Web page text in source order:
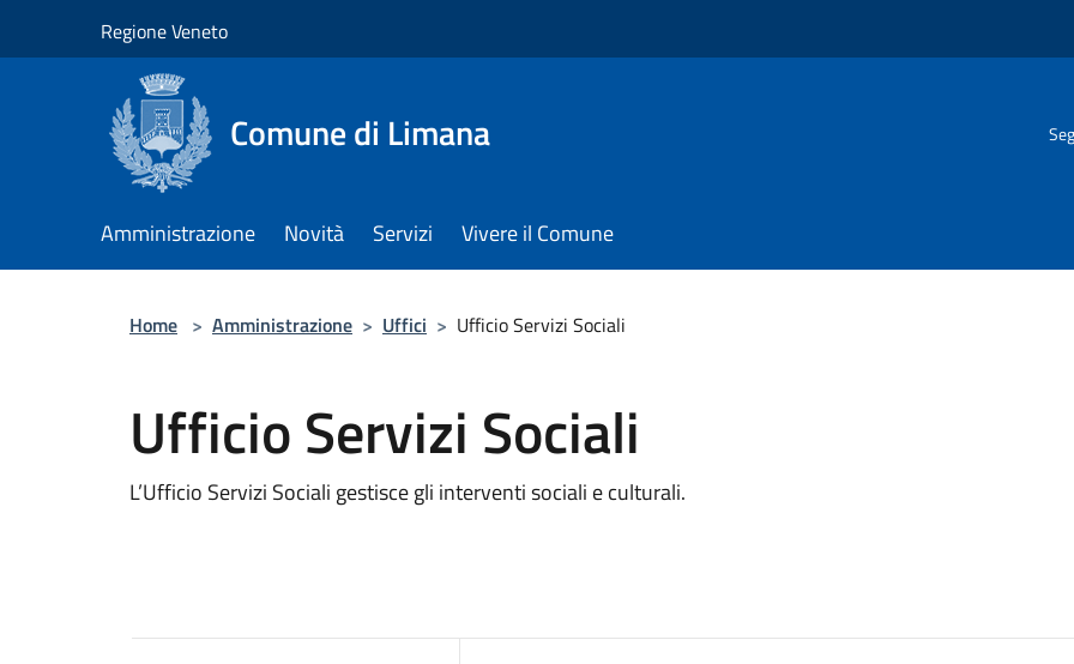
Regione Veneto
Comune di Limana
Amministrazione Novità Servizi Vivere il Comune
Home > Amministrazione > Uffici > Ufficio Servizi Sociali
Ufficio Servizi Sociali
L’Ufficio Servizi Sociali gestisce gli interventi sociali e culturali.